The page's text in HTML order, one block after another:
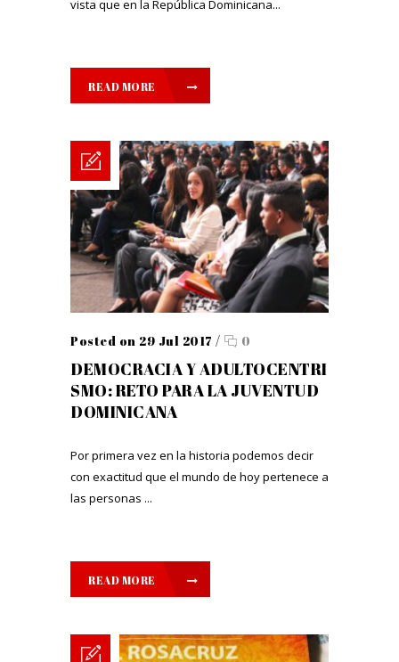
vista que en la República Dominicana...
READ MORE
Posted on 29 Jul 2017 / 0
DEMOCRACIA Y ADULTOCENTRI
SMO: RETO PARA LA JUVENTUD
DOMINICANA
Por primera vez en la historia podemos decir
con exactitud que el mundo de hoy pertenece a
las personas ...
READ MORE